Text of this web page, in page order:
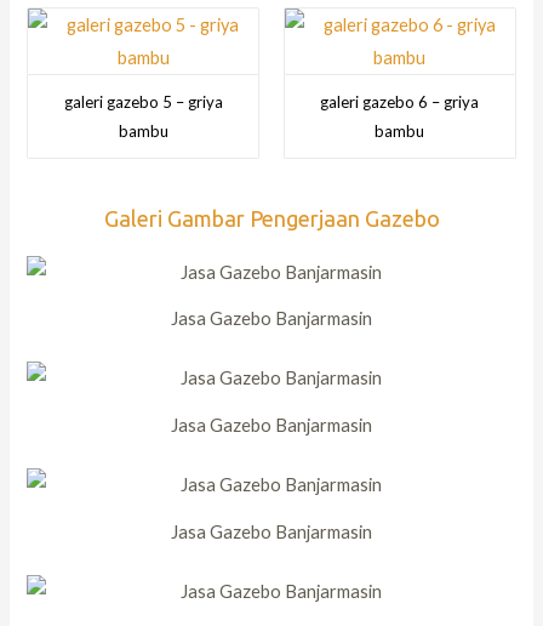
galeri gazebo 5 – griya
bambu
galeri gazebo 6 – griya
bambu
Galeri Gambar Pengerjaan Gazebo
Jasa Gazebo Banjarmasin
Jasa Gazebo Banjarmasin
Jasa Gazebo Banjarmasin